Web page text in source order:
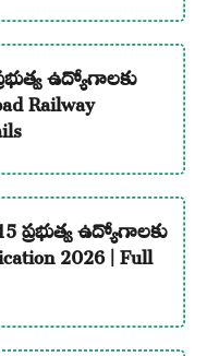
ఉద్యోగాలకు
Railway
ప్రభుత్వ ఉద్యోగాలకు
2026 | Full